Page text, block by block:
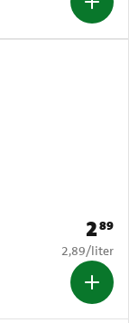
Prijs:
289
€ 2,89 per
2,89/liter